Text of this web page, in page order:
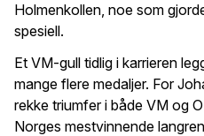
Holmenkollen, noe som
spesiell.
Et VM-gull tidlig i karrieren
mange flere medaljer. For
rekke triumfer i både VM og
Norges mestvinnende